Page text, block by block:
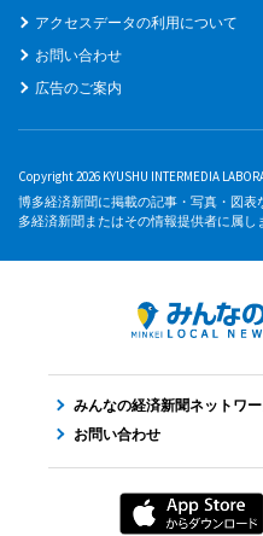
アクセスデータの利用について
お問い合わせ
広告のご案内
Copyright 2026 KYUSHU INTERMEDIA
博多経済新聞に掲載の記事・写真・図
多経済新聞またはその情報提供者に属し
みんなの経済新聞ネットワ
お問い合わせ